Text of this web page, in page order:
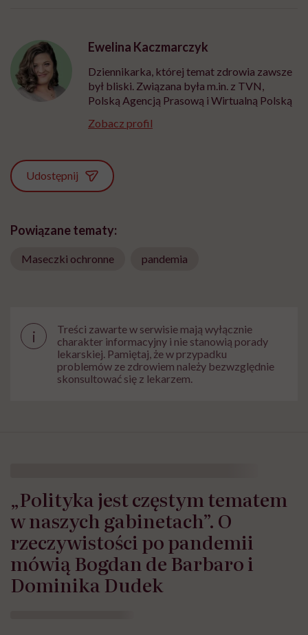
Ewelina Kaczmarczyk
Dziennikarka, której temat zdrowia zawsze
był bliski. Związana była m.in. z TVN,
Polską Agencją Prasową i Wirtualną Polską
Zobacz profil
Udostępnij
Powiązane tematy:
Maseczki ochronne pandemia
i
Treści zawarte w serwisie mają wyłącznie
charakter informacyjny i nie stanowią porady
lekarskiej. Pamiętaj, że w przypadku
problemów ze zdrowiem należy bezwzględnie
skonsultować się z lekarzem.
„Polityka jest częstym tematem
w naszych gabinetach”. O
rzeczywistości po pandemii
mówią Bogdan de Barbaro i
Dominika Dudek